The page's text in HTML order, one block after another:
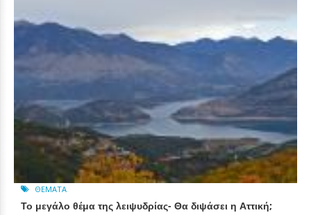
ΘΈΜΑΤΑ
Το μεγάλο θέμα της λειψυδρίας- Θα διψάσει η Αττική;